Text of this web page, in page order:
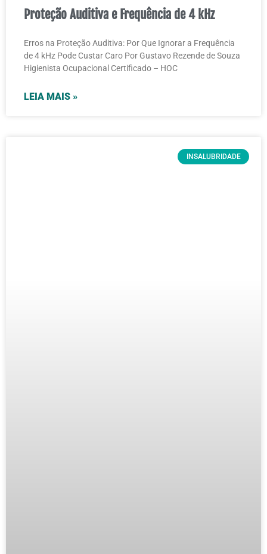
Proteção Auditiva e Frequência de 4 kHz
Erros na Proteção Auditiva: Por Que Ignorar a Frequência
de 4 kHz Pode Custar Caro Por Gustavo Rezende de Souza
Higienista Ocupacional Certificado – HOC
LEIA MAIS »
INSALUBRIDADE